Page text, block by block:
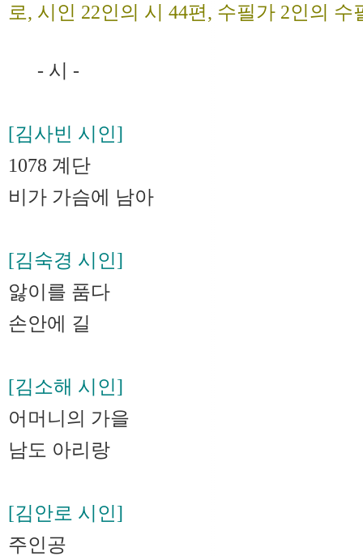
로, 시인 22인의 시 44편, 수필가 2인의
- 시 -
[김사빈 시인]
1078 계단
비가 가슴에 남아
[김숙경 시인]
앓이를 품다
손안에 길
[김소해 시인]
어머니의 가을
남도 아리랑
[김안로 시인]
주인공